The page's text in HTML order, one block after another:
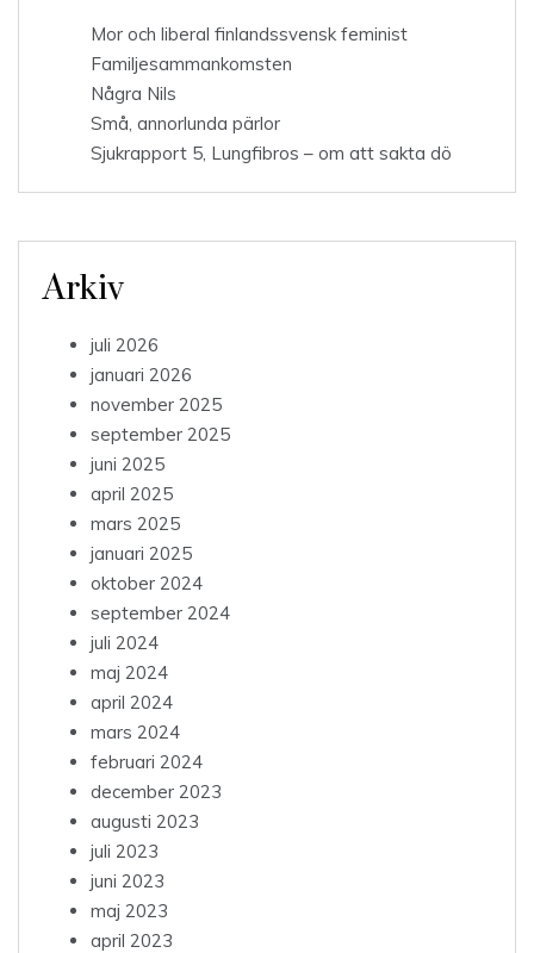
Mor och liberal finlandssvensk feminist
Familjesammankomsten
Några Nils
Små, annorlunda pärlor
Sjukrapport 5, Lungfibros – om att sakta dö
Arkiv
juli 2026
januari 2026
november 2025
september 2025
juni 2025
april 2025
mars 2025
januari 2025
oktober 2024
september 2024
juli 2024
maj 2024
april 2024
mars 2024
februari 2024
december 2023
augusti 2023
juli 2023
juni 2023
maj 2023
april 2023